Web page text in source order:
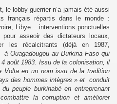
le lobby guerrier n’a jamais été aussi
français répartis dans le monde :
Libye… interventions ponctuelles
asseoir des dictateurs locaux,
les récalcitrants (déjà en 1987,
Ouagadougou au Burkina Faso qui
août 1983. Issu de la colonisation, il
Volta en un nom issu de la tradition
des hommes intègres » et conduit
peuple burkinabé en entreprenant
la corruption et améliorer